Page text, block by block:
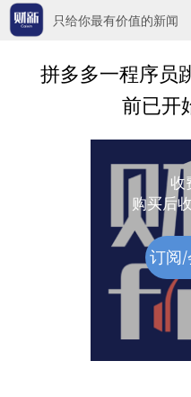
只给你最有价值的新闻
拼多多一程序员
前已开
收
购买后
订阅/